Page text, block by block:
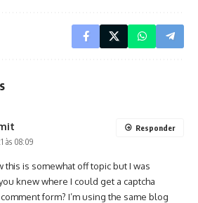
às 08:09
this is somewhat off topic but I was
knew where I could get a captcha
form? I’m using the same blog
Responder